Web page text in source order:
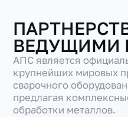
ВЕДУЩИМИ
АПС является
крупнейших мировых
сварочного
предлагая
обработки металлов.